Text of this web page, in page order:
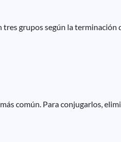
tres grupos según la
común. Para conjugarlos,